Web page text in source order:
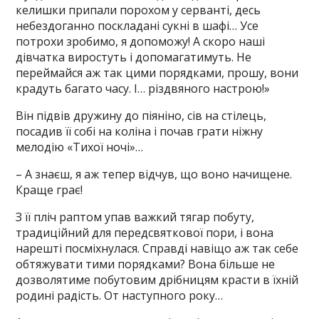
келишки припали порохом у серванті, десь
небездоганно поскладані сукні в шафі… Усе
потрохи зробимо, я допоможу! А скоро наші
дівчатка виростуть і допомагатимуть. Не
переймайся аж так цими порядками, прошу, вони
крадуть багато часу. І… різдвяного настрою!»
Він підвів дружину до піяніно, сів на стілець,
посадив її собі на коліна і почав грати ніжну
мелодію «Тихої ночі»…
– А знаєш, я аж тепер відчув, що воно начищене.
Краще грає!
З її пліч раптом упав важкий тягар побуту,
традиційний для передсвяткової пори, і вона
нарешті посміхнулася. Справді навіщо аж так себе
обтяжувати тими порядками? Вона більше не
дозволятиме побутовим дрібницям красти в їхній
родині радість. От наступного року…